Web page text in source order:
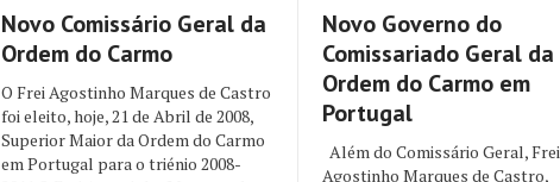
Novo Comissário Geral da
Ordem do Carmo
O Frei Agostinho Marques de Castro
foi eleito, hoje, 21 de Abril de 2008,
Superior Maior da Ordem do Carmo
em Portugal para o triénio 2008-
Novo Governo do
Comissariado Geral da
Ordem do Carmo em
Portugal
Além do Comissário Geral, Frei
Agostinho Marques de Castro,